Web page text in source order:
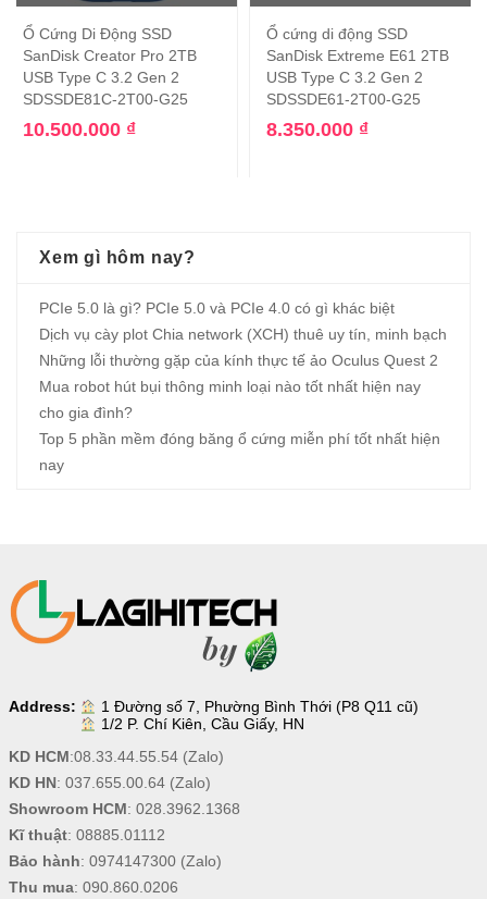
Ổ Cứng Di Động SSD
SanDisk Creator Pro 2TB
USB Type C 3.2 Gen 2
SDSSDE81C-2T00-G25
10.500.000 ₫
Ổ cứng di động SSD
SanDisk Extreme E61 2TB
USB Type C 3.2 Gen 2
SDSSDE61-2T00-G25
8.350.000 ₫
Xem gì hôm nay?
PCIe 5.0 là gì? PCIe 5.0 và PCIe 4.0 có gì khác biệt
Dịch vụ cày plot Chia network (XCH) thuê uy tín, minh bạch
Những lỗi thường gặp của kính thực tế ảo Oculus Quest 2
Mua robot hút bụi thông minh loại nào tốt nhất hiện nay
cho gia đình?
Top 5 phần mềm đóng băng ổ cứng miễn phí tốt nhất hiện
nay
Address:
1 Đường số 7, Phường Bình Thới (P8 Q11 cũ)
1/2 P. Chí Kiên, Cầu Giấy, HN
KD HCM:08.33.44.55.54(Zalo)
KD HN: 037.655.00.64(Zalo)
Showroom HCM: 028.3962.1368
Kĩ thuật: 08885.01112
Bảo hành: 0974147300(Zalo)
Thu mua: 090.860.0206